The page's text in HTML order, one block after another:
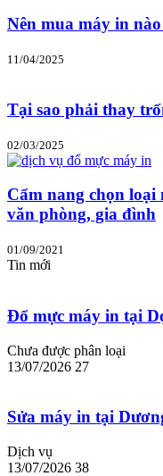
Nên mua máy in
11/04/2025
Tại sao phải thay
02/03/2025
Cẩm nang chọn loại
văn phòng, gia đình
01/09/2021
Tin mới
Đổ mực máy in tại
Chưa được phân loại
13/07/2026 27
Sửa máy in tại
Dịch vụ
13/07/2026 38